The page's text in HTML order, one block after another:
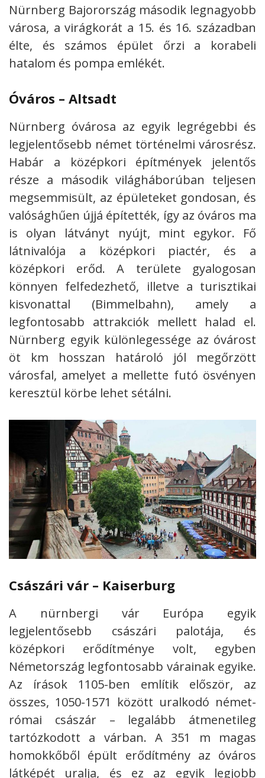
Nürnberg Bajorország második legnagyobb
városa, a virágkorát a 15. és 16. században
élte, és számos épület őrzi a korabeli
hatalom és pompa emlékét.
Óváros – Altsadt
Nürnberg óvárosa az egyik legrégebbi és
legjelentősebb német történelmi városrész.
Habár a középkori építmények jelentős
része a második világháborúban teljesen
megsemmisült, az épületeket gondosan, és
valósághűen újjá építették, így az óváros ma
is olyan látványt nyújt, mint egykor. Fő
látnivalója a középkori piactér, és a
középkori erőd. A területe gyalogosan
könnyen felfedezhető, illetve a turisztikai
kisvonattal (Bimmelbahn), amely a
legfontosabb attrakciók mellett halad el.
Nürnberg egyik különlegessége az óvárost
öt km hosszan határoló jól megőrzött
városfal, amelyet a mellette futó ösvényen
keresztül körbe lehet sétálni.
Császári vár – Kaiserburg
A nürnbergi vár Európa egyik
legjelentősebb császári palotája, és
középkori erődítménye volt, egyben
Németország legfontosabb várainak egyike.
Az írások 1105-ben említik először, az
összes, 1050-1571 között uralkodó német-
római császár – legalább átmenetileg
tartózkodott a várban. A 351 m magas
homokkőből épült erődítmény az óváros
látképét uralja, és ez az egyik legjobb